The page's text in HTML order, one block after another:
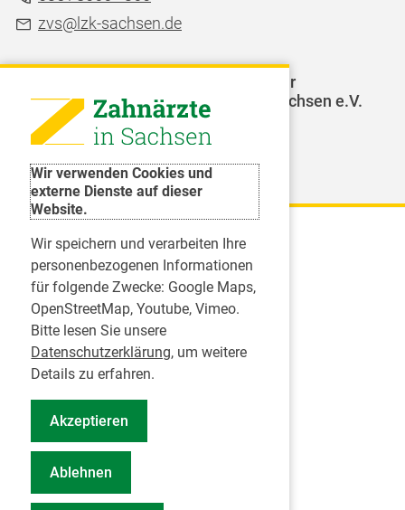
Wir verwenden Cookies und
externe Dienste auf dieser
Website.
Wir speichern und verarbeiten Ihre
personenbezogenen Informationen
für folgende Zwecke: Google Maps,
OpenStreetMap, Youtube, Vimeo.
Bitte lesen Sie unsere
Datenschutzerklärung, um weitere
Details zu erfahren.
Akzeptieren
Ablehnen
zvs@lzk-sachsen.de
LAGZ - Landesarbeitsgemeinschaft für
Jugendzahnpflege des Freistaates Sachsen e.V.
Karriere
Inserate
Praktikum in einer Zahnarztpraxis
Jobs im Zahnärztehaus
Presse
Pressemitteilungen